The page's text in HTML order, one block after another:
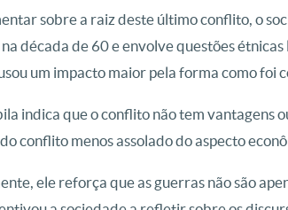
sobre a raiz deste último conflito, o
década de 60 e envolve questões
um impacto maior pela forma como foi
indica que o conflito não tem vantagens
conflito menos assolado do aspecto
ele reforça que as guerras não são